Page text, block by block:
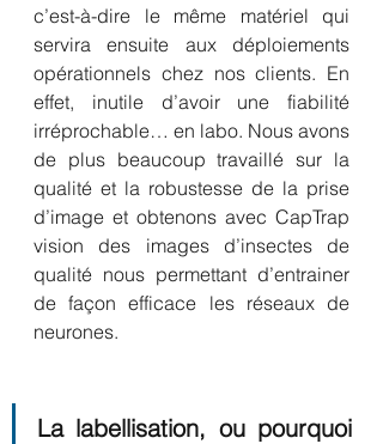
c’est-à-dire le même matériel qui
servira ensuite aux déploiements
opérationnels chez nos clients. En
effet, inutile d’avoir une fiabilité
irréprochable… en labo. Nous avons
de plus beaucoup travaillé sur la
qualité et la robustesse de la prise
d’image et obtenons avec CapTrap
vision des images d’insectes de
qualité nous permettant d’entrainer
de façon efficace les réseaux de
neurones.
La labellisation, ou pourquoi